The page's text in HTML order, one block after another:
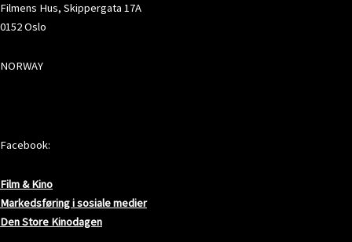
Filmens Hus, Skippergata 17A
0152 Oslo
NORWAY
Facebook:
Film & Kino
Markedsføring i sosiale medier
Den Store Kinodagen